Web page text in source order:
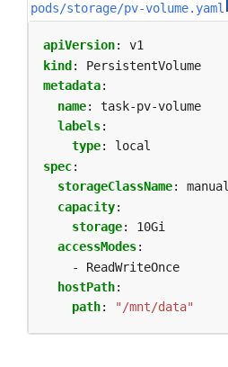
pods/storage/pv-volume.yaml
apiVersion:
v1
kind :
PersistentVolume
metadata:
name:
task-pv-volume
labels:
type:
local
spec:
storageClassName:
manual
capacity:
storage:
10Gi
accessModes:
- ReadWriteOnce
hostPath:
path: "/mnt/data"